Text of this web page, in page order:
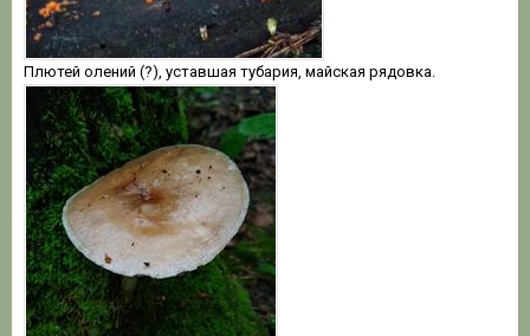
Плютей олений (?), уставшая тубария, майская рядовка.